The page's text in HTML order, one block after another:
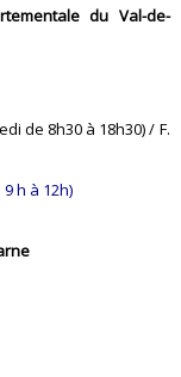
du Val-de-
de 8h30 à 18h30) / F.
h à 12h)